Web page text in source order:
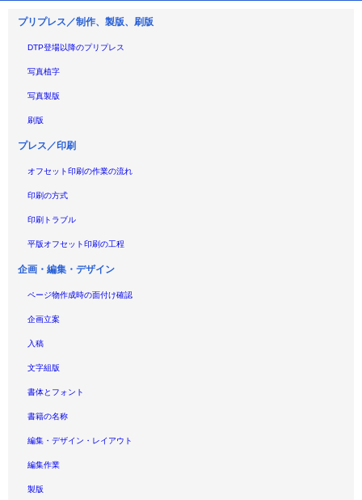
プリプレス／制作、製版、刷版
DTP登場以降のプリプレス
写真植字
写真製版
刷版
プレス／印刷
オフセット印刷の作業の流れ
印刷の方式
印刷トラブル
平版オフセット印刷の工程
企画・編集・デザイン
ページ物作成時の面付け確認
企画立案
入稿
文字組版
書体とフォント
書籍の名称
編集・デザイン・レイアウト
編集作業
製版